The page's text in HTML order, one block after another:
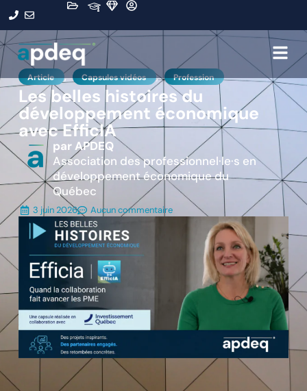
Article , Capsules vidéos , Profession
Les belles histoires du
développement économique
avec EfficIA
par APDEQ
Association des professionnel·le·s en
développement économique du
Québec
3 juin 2026 Aucun commentaire